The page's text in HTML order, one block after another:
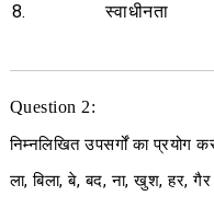
8.
स्वाधीनता
Question 2:
निम्नलिखित उपसर्गों का प्रयोग
ला, बिला, बे, बद, ना, खुश, हर, गैर